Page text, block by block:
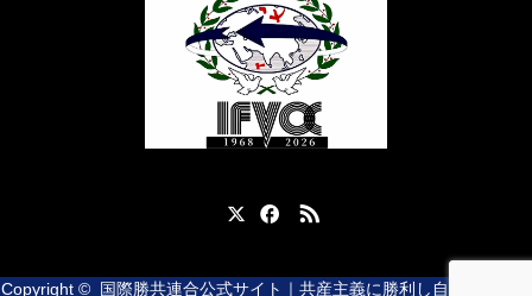
Copyright © 国際勝共連合公式サイト｜共産主義に勝利し自由と平和を